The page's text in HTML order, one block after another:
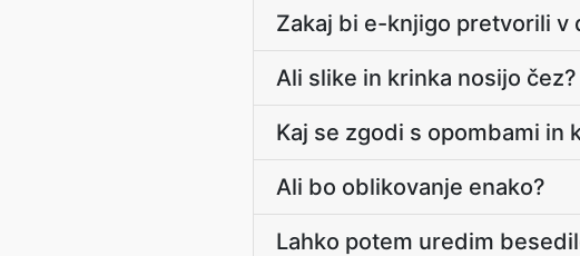
Zakaj bi e-knjigo pretvorili v
Ali slike in krinka nosijo čez?
Kaj se zgodi s opombami in
Ali bo oblikovanje enako?
Lahko potem uredim